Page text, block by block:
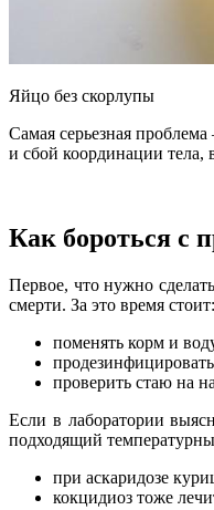
Яйцо без скорлупы
Самая серьезная
и сбой координации тела,
Как бороться с
Первое, что нужно
смерти. За это время стоит:
поменять корм и
проверить стаю на
Если в лаборатории
подходящий
при аскаридозе
кокцидиоз тоже